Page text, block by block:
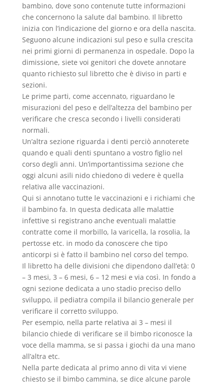
bambino, dove sono contenute tutte informazioni
che concernono la salute dal bambino. Il libretto
inizia con l’indicazione del giorno e ora della nascita.
Seguono alcune indicazioni sul peso e sulla crescita
nei primi giorni di permanenza in ospedale. Dopo la
dimissione, siete voi genitori che dovete annotare
quanto richiesto sul libretto che è diviso in parti e
sezioni.
Le prime parti, come accennato, riguardano le
misurazioni del peso e dell’altezza del bambino per
verificare che cresca secondo i livelli considerati
normali.
Un’altra sezione riguarda i denti perciò annoterete
quando e quali denti spuntano a vostro figlio nel
corso degli anni. Un’importantissima sezione che
oggi alcuni asili nido chiedono di vedere è quella
relativa alle vaccinazioni.
Qui si annotano tutte le vaccinazioni e i richiami che
il bambino fa. In questa dedicata alle malattie
infettive si registrano anche eventuali malattie
contratte come il morbillo, la varicella, la rosolia, la
pertosse etc. in modo da conoscere che tipo
anticorpi si è fatto il bambino nel corso del tempo.
Il libretto ha delle divisioni che dipendono dall’età: 0
– 3 mesi, 3 – 6 mesi, 6 – 12 mesi e via così. In fondo a
ogni sezione dedicata a uno stadio preciso dello
sviluppo, il pediatra compila il bilancio generale per
verificare il corretto sviluppo.
Per esempio, nella parte relativa ai 3 – mesi il
bilancio chiede di verificare se il bimbo riconosce la
voce della mamma, se si passa i giochi da una mano
all’altra etc.
Nella parte dedicata al primo anno di vita vi viene
chiesto se il bimbo cammina, se dice alcune parole